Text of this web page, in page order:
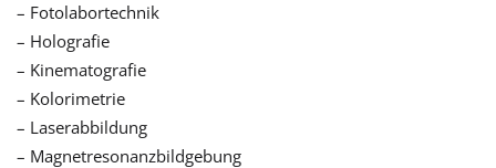
– Fotolabortechnik
– Holografie
– Kinematografie
– Kolorimetrie
– Laserabbildung
– Magnetresonanzbildgebung